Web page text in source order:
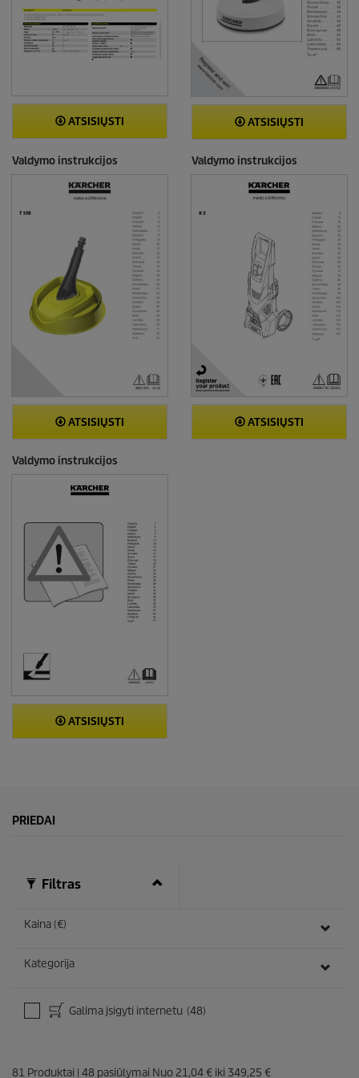
ATSISIŲSTI ATSISIŲSTI
Valdymo instrukcijos
ATSISIŲSTI
Valdymo instrukcijos
ATSISIŲSTI
Valdymo instrukcijos
ATSISIŲSTI
PRIEDAI
Filtras
Kaina (€)
Kategorija
Galima įsigyti internetu (48)
81 Produktai | 48 pasiūlymai Nuo 21,04 € iki 349,25 €